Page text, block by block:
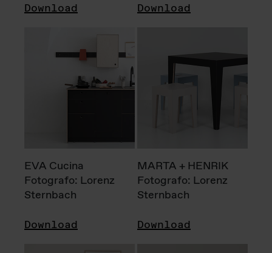
Download Download
EVA Cucina
Fotografo: Lorenz
Sternbach
Download
MARTA + HENRIK
Fotografo: Lorenz
Sternbach
Download